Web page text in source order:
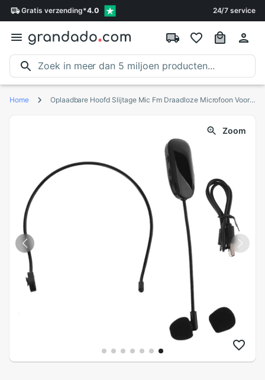
Gratis verzending*4.0 24/7 service
Home Oplaadbare Hoofd Slijtage Mic Fm Draadloze Microfoon Voor Radio Luidspreker Gids Onderwijs Toespraak Vergadering Megafoon
Zoom